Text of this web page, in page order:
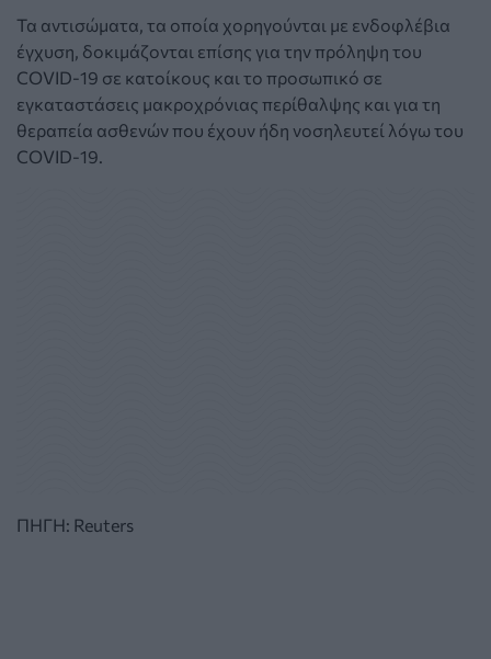
Τα αντισώματα, τα οποία χορηγούνται με ενδοφλέβια
έγχυση, δοκιμάζονται επίσης για την πρόληψη του
COVID-19 σε κατοίκους και το προσωπικό σε
εγκαταστάσεις μακροχρόνιας περίθαλψης και για τη
θεραπεία ασθενών που έχουν ήδη νοσηλευτεί λόγω του
COVID-19.
ΠΗΓΗ: Reuters